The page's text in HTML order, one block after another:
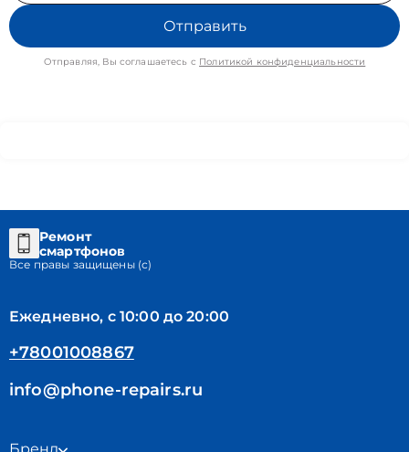
Отправить
Отправляя, Вы соглашаетесь с Политикой конфиденциальности
Ремонт
смартфонов
Все правы защищены (с)
Ежедневно, с 10:00 до 20:00
+78001008867
info@phone-repairs.ru